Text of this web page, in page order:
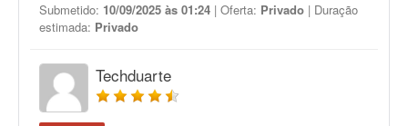
Submetido: 10/09/2025 às 01:24 | Oferta: Privado | Duração
estimada: Privado
Techduarte